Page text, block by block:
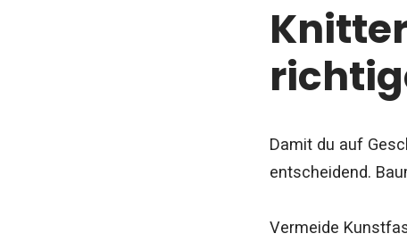
Damit du auf
entscheidend.
Vermeide